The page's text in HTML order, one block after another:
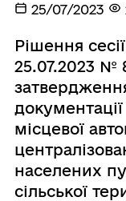
25/07/2023
Рішення
25.07.2023 №
місцевої
населених
сільської